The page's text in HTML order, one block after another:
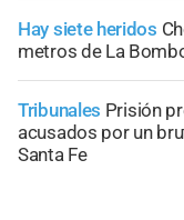
Hay siete heridos
metros de La
Tribunales Prisión
acusados por un
Santa Fe